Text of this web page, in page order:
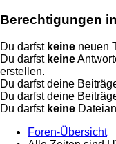
Berechtigungen
Du darfst keine neuen
Du darfst keine
erstellen.
Du darfst deine
Du darfst deine
Du darfst keine
Foren-Übersicht